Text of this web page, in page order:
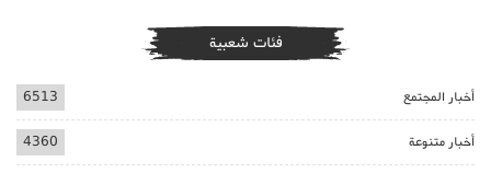
فئات شعبية
أخبار المجتمع 6513
أخبار متنوعة 4360